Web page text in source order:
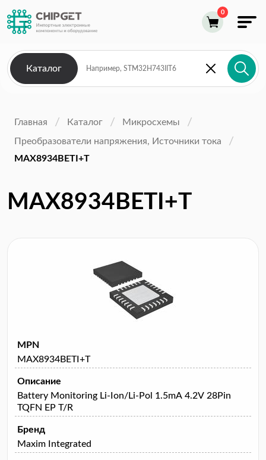
Каталог
Главная Каталог
Микросхемы
Преобразователи напряжения, Источники тока
MAX8934BETI+T
MAX8934BETI+T
MPN
MAX8934BETI+T
Описание
Battery Monitoring Li-Ion/Li-Pol 1.5mA 4.2V 28Pin
TQFN EP T/R
Бренд
Maxim Integrated